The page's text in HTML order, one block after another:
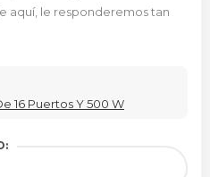
aquí, le responderemos tan
16 Puertos Y 500 W